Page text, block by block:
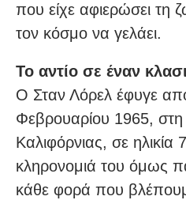
που είχε αφιερώσει τη
τον κόσμο να γελάει.
Το αντίο σε έναν
Ο Σταν Λόρελ έφυγε
Φεβρουαρίου 1965,
Καλιφόρνιας, σε ηλικία
κληρονομιά του όμως
κάθε φορά που